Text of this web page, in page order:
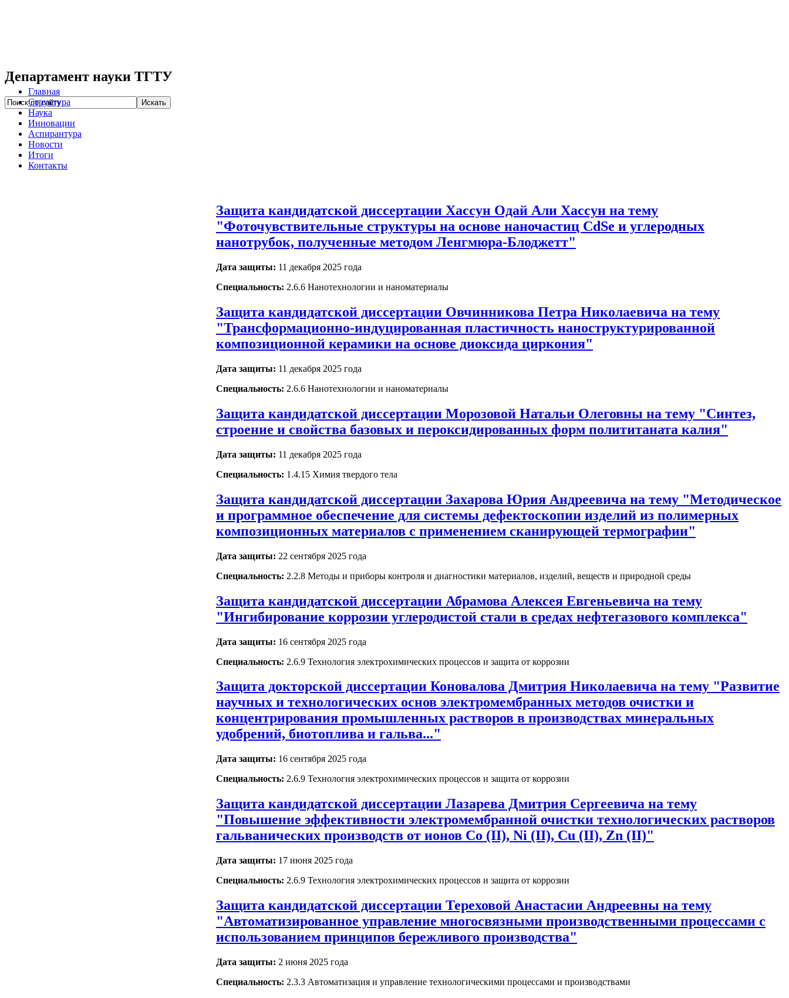
Департамент науки ТГТУ
Главная
Структура
Наука
Инновации
Аспирантура
Новости
Итоги
Контакты
Защита кандидатской диссертации Хассун Одай Али Хассун на тему
"Фоточувствительные структуры на основе наночастиц CdSe и углеродных
нанотрубок, полученные методом Ленгмюра-Блоджетт"
Дата защиты: 11 декабря 2025 года
Специальность: 2.6.6 Нанотехнологии и наноматериалы
Защита кандидатской диссертации Овчинникова Петра Николаевича на тему
"Трансформационно-индуцированная пластичность наноструктурированной
композиционной керамики на основе диоксида циркония"
Дата защиты: 11 декабря 2025 года
Специальность: 2.6.6 Нанотехнологии и наноматериалы
Защита кандидатской диссертации Морозовой Натальи Олеговны на тему "Синтез,
строение и свойства базовых и пероксидированных форм полититаната калия"
Дата защиты: 11 декабря 2025 года
Специальность: 1.4.15 Химия твердого тела
Защита кандидатской диссертации Захарова Юрия Андреевича на тему "Методическое
и программное обеспечение для системы дефектоскопии изделий из полимерных
композиционных материалов с применением сканирующей термографии"
Дата защиты: 22 сентября 2025 года
Специальность: 2.2.8 Методы и приборы контроля и диагностики материалов, изделий, веществ и природной среды
Защита кандидатской диссертации Абрамова Алексея Евгеньевича на тему
"Ингибирование коррозии углеродистой стали в средах нефтегазового комплекса"
Дата защиты: 16 сентября 2025 года
Специальность: 2.6.9 Технология электрохимических процессов и защита от коррозии
Защита докторской диссертации Коновалова Дмитрия Николаевича на тему "Развитие
научных и технологических основ электромембранных методов очистки и
концентрирования промышленных растворов в производствах минеральных
удобрений, биотоплива и гальва..."
Дата защиты: 16 сентября 2025 года
Специальность: 2.6.9 Технология электрохимических процессов и защита от коррозии
Защита кандидатской диссертации Лазарева Дмитрия Сергеевича на тему
"Повышение эффективности электромембранной очистки технологических растворов
гальванических производств от ионов Co (II), Ni (II), Cu (II), Zn (II)"
Дата защиты: 17 июня 2025 года
Специальность: 2.6.9 Технология электрохимических процессов и защита от коррозии
Защита кандидатской диссертации Тереховой Анастасии Андреевны на тему
"Автоматизированное управление многосвязными производственными процессами с
использованием принципов бережливого производства"
Дата защиты: 2 июня 2025 года
Специальность: 2.3.3 Автоматизация и управление технологическими процессами и производствами